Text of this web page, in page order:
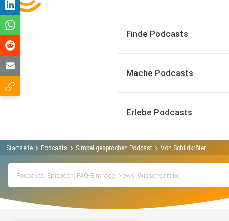
Finde Podcasts
Mache Podcasts
Erlebe Podcasts
Startseite Podcasts Simpel gesprochen Podcast Von Schildkröten zu